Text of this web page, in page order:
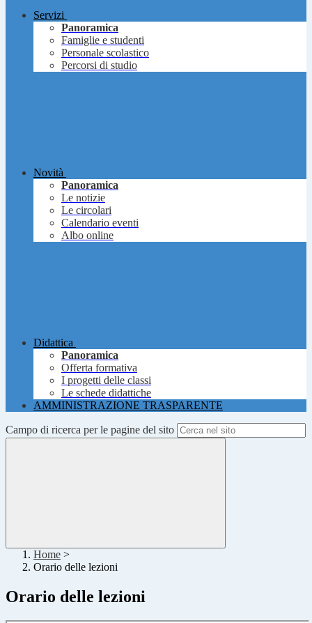
Servizi
Panoramica
Famiglie e studenti
Personale scolastico
Percorsi di studio
Novità
Panoramica
Le notizie
Le circolari
Calendario eventi
Albo online
Didattica
Panoramica
Offerta formativa
I progetti delle classi
Le schede didattiche
AMMINISTRAZIONE TRASPARENTE
Campo di ricerca per le pagine del sito
Home >
Orario delle lezioni
Orario delle lezioni